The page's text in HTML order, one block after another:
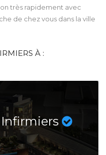
très rapidement avec
de chez vous dans la ville
À :